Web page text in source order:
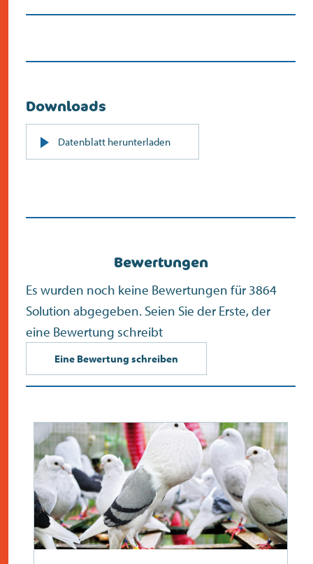
Downloads
Datenblatt herunterladenPDF
(öffnet
Bewertungen
Es wurden noch keine Bewertungen für 3864
Solution abgegeben. Seien Sie der Erste, der
eine Bewertung schreibt
Eine Bewertung schreiben